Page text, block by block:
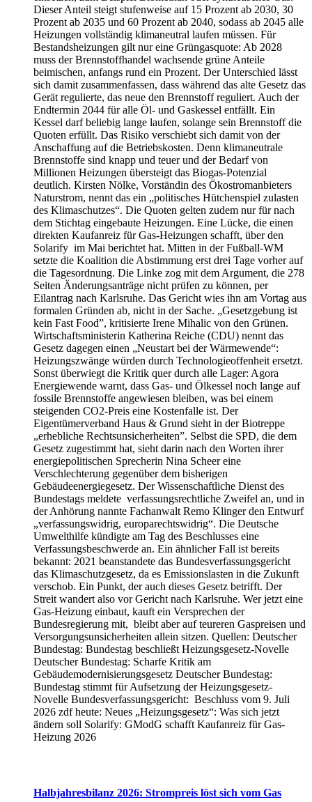
Dieser Anteil steigt stufenweise auf 15 Prozent ab 2030, 30
Prozent ab 2035 und 60 Prozent ab 2040, sodass ab 2045 alle
Heizungen vollständig klimaneutral laufen müssen. Für
Bestandsheizungen gilt nur eine Grüngasquote: Ab 2028
muss der Brennstoffhandel wachsende grüne Anteile
beimischen, anfangs rund ein Prozent. Der Unterschied lässt
sich damit zusammenfassen, dass während das alte Gesetz das
Gerät regulierte, das neue den Brennstoff reguliert. Auch der
Endtermin 2044 für alle Öl- und Gaskessel entfällt. Ein
Kessel darf beliebig lange laufen, solange sein Brennstoff die
Quoten erfüllt. Das Risiko verschiebt sich damit von der
Anschaffung auf die Betriebskosten. Denn klimaneutrale
Brennstoffe sind knapp und teuer und der Bedarf von
Millionen Heizungen übersteigt das Biogas-Potenzial
deutlich. Kirsten Nölke, Vorständin des Ökostromanbieters
Naturstrom, nennt das ein „politisches Hütchenspiel zulasten
des Klimaschutzes“. Die Quoten gelten zudem nur für nach
dem Stichtag eingebaute Heizungen. Eine Lücke, die einen
direkten Kaufanreiz für Gas-Heizungen schafft, über den
Solarify im Mai berichtet hat. Mitten in der Fußball-WM
setzte die Koalition die Abstimmung erst drei Tage vorher auf
die Tagesordnung. Die Linke zog mit dem Argument, die 278
Seiten Änderungsanträge nicht prüfen zu können, per
Eilantrag nach Karlsruhe. Das Gericht wies ihn am Vortag aus
formalen Gründen ab, nicht in der Sache. „Gesetzgebung ist
kein Fast Food”, kritisierte Irene Mihalic von den Grünen.
Wirtschaftsministerin Katherina Reiche (CDU) nennt das
Gesetz dagegen einen „Neustart bei der Wärmewende“:
Heizungszwänge würden durch Technologieoffenheit ersetzt.
Sonst überwiegt die Kritik quer durch alle Lager: Agora
Energiewende warnt, dass Gas- und Ölkessel noch lange auf
fossile Brennstoffe angewiesen bleiben, was bei einem
steigenden CO2-Preis eine Kostenfalle ist. Der
Eigentümerverband Haus & Grund sieht in der Biotreppe
„erhebliche Rechtsunsicherheiten”. Selbst die SPD, die dem
Gesetz zugestimmt hat, sieht darin nach den Worten ihrer
energiepolitischen Sprecherin Nina Scheer eine
Verschlechterung gegenüber dem bisherigen
Gebäudeenergiegesetz. Der Wissenschaftliche Dienst des
Bundestags meldete verfassungsrechtliche Zweifel an, und in
der Anhörung nannte Fachanwalt Remo Klinger den Entwurf
„verfassungswidrig, europarechtswidrig“. Die Deutsche
Umwelthilfe kündigte am Tag des Beschlusses eine
Verfassungsbeschwerde an. Ein ähnlicher Fall ist bereits
bekannt: 2021 beanstandete das Bundesverfassungsgericht
das Klimaschutzgesetz, da es Emissionslasten in die Zukunft
verschob. Ein Punkt, der auch dieses Gesetz betrifft. Der
Streit wandert also vor Gericht nach Karlsruhe. Wer jetzt eine
Gas-Heizung einbaut, kauft ein Versprechen der
Bundesregierung mit, bleibt aber auf teureren Gaspreisen und
Versorgungsunsicherheiten allein sitzen. Quellen: Deutscher
Bundestag: Bundestag beschließt Heizungsgesetz-Novelle
Deutscher Bundestag: Scharfe Kritik am
Gebäudemodernisierungsgesetz Deutscher Bundestag:
Bundestag stimmt für Aufsetzung der Heizungsgesetz-
Novelle Bundesverfassungsgericht: Beschluss vom 9. Juli
2026 zdf heute: Neues „Heizungsgesetz“: Was sich jetzt
ändern soll Solarify: GModG schafft Kaufanreiz für Gas-
Heizung 2026
Halbjahresbilanz 2026: Strompreis löst sich vom Gas